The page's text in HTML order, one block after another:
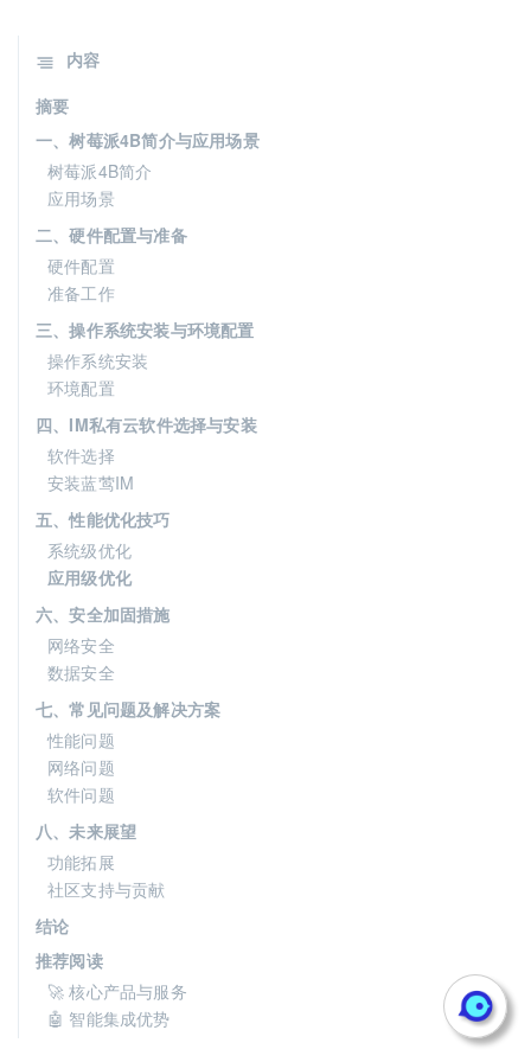
内容
摘要
一、树莓派4B简介与应用场景
树莓派4B简介
应用场景
二、硬件配置与准备
硬件配置
准备工作
三、操作系统安装与环境配置
操作系统安装
环境配置
四、IM私有云软件选择与安装
软件选择
安装蓝莺IM
五、性能优化技巧
系统级优化
应用级优化
六、安全加固措施
网络安全
数据安全
七、常见问题及解决方案
性能问题
网络问题
软件问题
八、未来展望
功能拓展
社区支持与贡献
结论
推荐阅读
🚀 核心产品与服务
🤖 智能集成优势